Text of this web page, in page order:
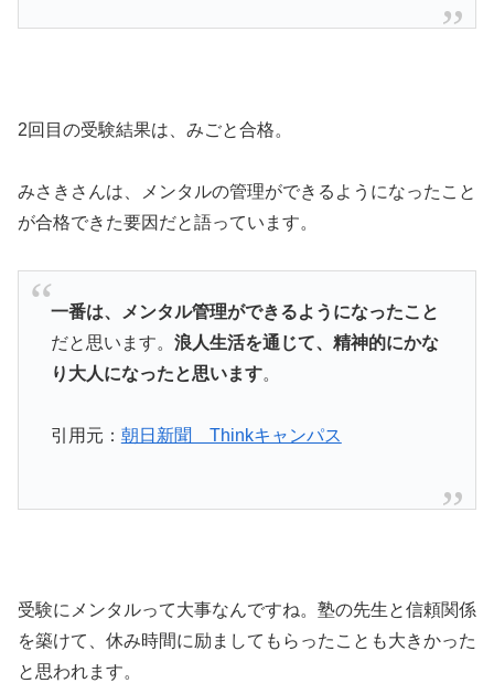
2回目の受験結果は、みごと合格。
みさきさんは、メンタルの管理ができるようになったこと
が合格できた要因だと語っています。
一番は、メンタル管理ができるようになったこと
だと思います。 浪人生活を通じて、精神的にかな
り大人になったと思います。
引用元： 朝日新聞 Thinkキャンパス
受験にメンタルって大事なんですね。塾の先生と信頼関係
を築けて、休み時間に励ましてもらったことも大きかった
と思われます。